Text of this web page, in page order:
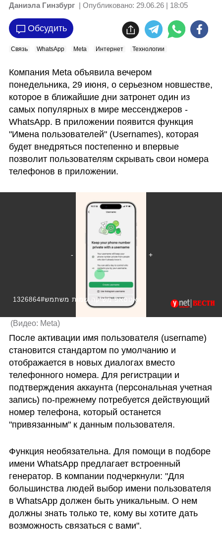
Даниэла Гинзбург | Опубликовано: 29.06.26 | 18:05
Обсудить
Связь WhatsApp Meta Интернет Технологии
Компания Meta объявила вечером
понедельника, 29 июня, о серьезном новшестве,
которое в ближайшие дни затронет один из
самых популярных в мире мессенджеров -
WhatsApp. В приложении появится функция
"Имена пользователей" (Usernames), которая
будет внедряться постепенно и впервые
позволит пользователям скрывать свои номера
телефонов в приложении.
1326864#וואטסאפ משיקה שמות משתמש
(Видео: Meta)
После активации имя пользователя (username)
становится стандартом по умолчанию и
отображается в новых диалогах вместо
телефонного номера. Для регистрации и
подтверждения аккаунта (персональная учетная
запись) по‑прежнему потребуется действующий
номер телефона, который останется
"привязанным" к данным пользователя.
Функция необязательна. Для помощи в подборе
имени WhatsApp предлагает встроенный
генератор. В компании подчеркнули: "Для
большинства людей выбор имени пользователя
в WhatsApp должен быть уникальным. О нем
должны знать только те, кому вы хотите дать
возможность связаться с вами".